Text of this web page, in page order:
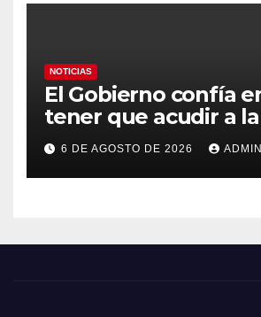
NOTICIAS
El Gobierno confía
tener que acudir a
por el reparto de
mientras el PP pide
apertura del
6 DE AGOSTO DE 2026